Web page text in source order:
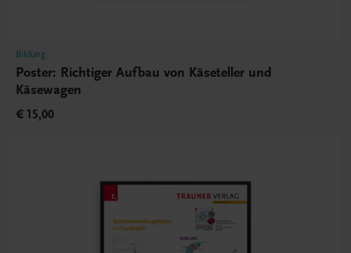
Bildung
Poster: Richtiger Aufbau von Käseteller und
Käsewagen
€ 15,00